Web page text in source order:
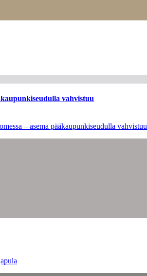
vahvistuu
– asema pääkaupunkiseudulla vahvistuu